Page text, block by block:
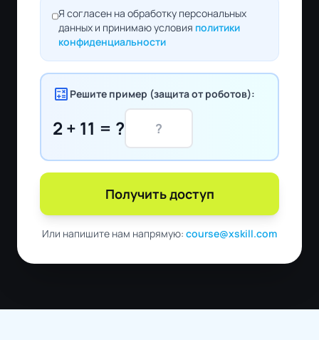
Я согласен на обработку персональных
данных и принимаю условия политики
конфиденциальности
calculate Решите пример (защита от роботов):
2 + 11 = ?
Получить доступ
Или напишите нам напрямую: course@xskill.com